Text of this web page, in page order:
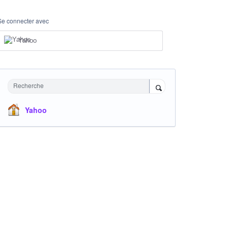
connecter avec
Yahoo
Recherche
Yahoo